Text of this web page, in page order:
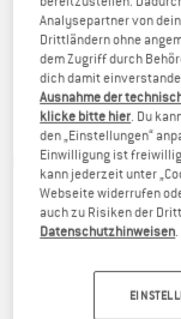
Detailansichten
Analysepartner von
Drittländern ohne
dem Zugriff durch
dich damit
Ausnahme der
klicke bitte hier . Du
den „Einstellungen“
Einwilligung ist
kann jederzeit unter
Webseite widerrufen
auch zu Risiken der
Datenschutzhinweisen